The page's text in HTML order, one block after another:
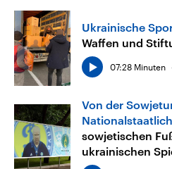
Ukrainische
Waffen und
07:28 Minuten
Von der
sowjetischen
ukrainischen